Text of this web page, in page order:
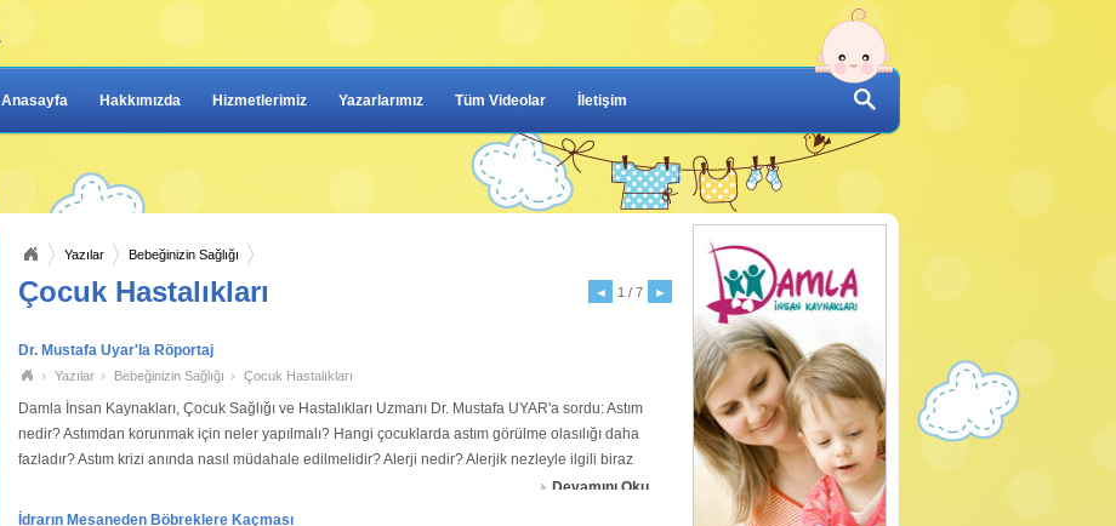
Anasayfa Hakkımızda Hizmetlerimiz Yazarlarımız Tüm Videolar İletişim
Yazılar Bebeğinizin Sağlığı
Çocuk Hastalıkları ◄ 1 / 7 ►
Dr. Mustafa Uyar'la Röportaj
Yazılar Bebeğinizin Sağlığı Çocuk Hastalıkları
Damla İnsan Kaynakları, Çocuk Sağlığı ve Hastalıkları Uzmanı Dr. Mustafa UYAR'a sordu: Astım
nedir? Astımdan korunmak için neler yapılmalı? Hangi çocuklarda astım görülme olasılığı daha
fazladır? Astım krizi anında nasıl müdahale edilmelidir? Alerji nedir? Alerjik nezleyle ilgili biraz
Devamını Oku
İdrarın Mesaneden Böbreklere Kaçması